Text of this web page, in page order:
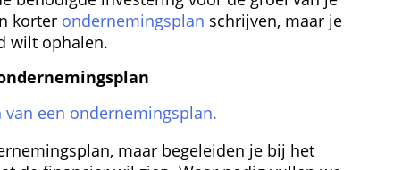
korter ondernemingsplan schrijven, maar je
wilt ophalen.
een ondernemingsplan.
maar begeleiden je bij het